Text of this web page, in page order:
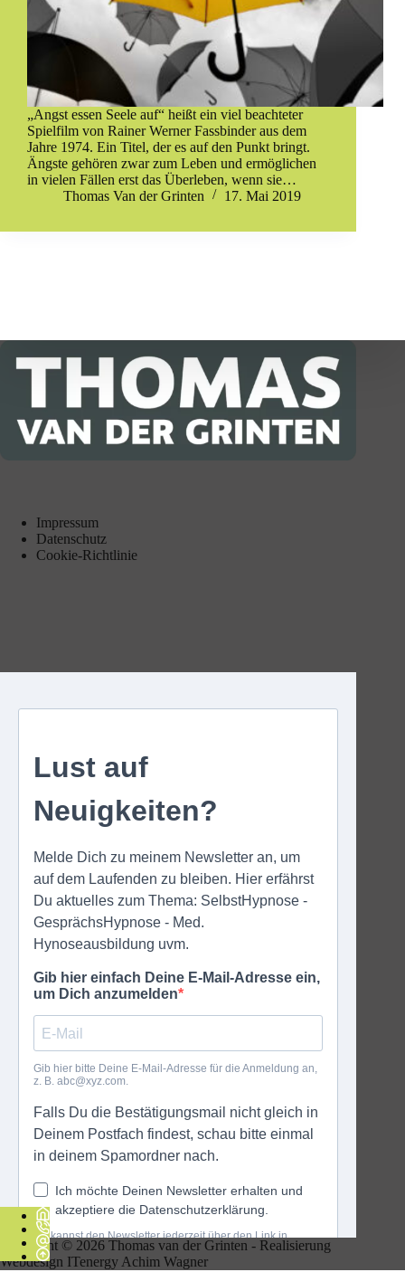
„Angst essen Seele auf“ heißt ein viel beachteter
Spielfilm von Rainer Werner Fassbinder aus dem
Jahre 1974. Ein Titel, der es auf den Punkt bringt.
Ängste gehören zwar zum Leben und ermöglichen
in vielen Fällen erst das Überleben, wenn sie…
Thomas Van der Grinten
17. Mai 2019
Impressum
Datenschutz
Cookie-Richtlinie
Copyright © 2026 Thomas van der Grinten - Realisierung
Webdesign ITenergy Achim Wagner